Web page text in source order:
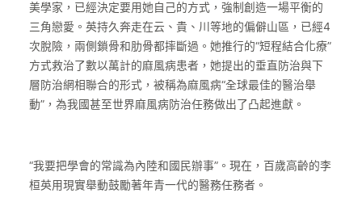
美學家，已經決定要用她自己的方式，強制創造一場平衡的
三角戀愛。英持久奔走在云、貴、川等地的偏僻山區，已經4
次脫險，兩側鎖骨和肋骨都摔斷過。她推行的“短程結合化療”
方式救治了數以萬計的麻風病患者，她提出的垂直防治與下
層防治網相聯合的形式，被稱為麻風病“全球最佳的醫治舉
動”，為我國甚至世界麻風病防治任務做出了凸起進獻。
“我要把學會的常識為內陸和國民辦事”。現在，百歲高齡的李
桓英用現實舉動鼓勵著年青一代的醫務任務者。